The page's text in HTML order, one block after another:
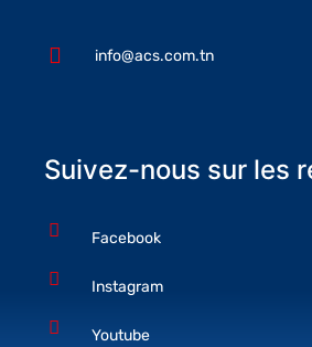
info@acs.com.tn
Suivez-nous sur les
Facebook
Instagram
Youtube